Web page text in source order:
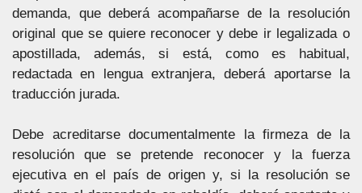
demanda, que deberá acompañarse de la resolución
original que se quiere reconocer y debe ir legalizada o
apostillada, además, si está, como es habitual,
redactada en lengua extranjera, deberá aportarse la
traducción jurada.
Debe acreditarse documentalmente la firmeza de la
resolución que se pretende reconocer y la fuerza
ejecutiva en el país de origen y, si la resolución se